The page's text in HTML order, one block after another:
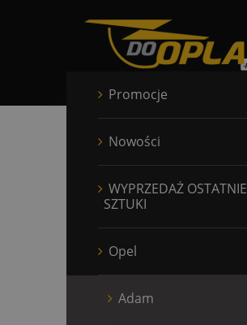
Promocje
Nowości
WYPRZEDAŻ OSTATNIE
SZTUKI
Opel
Adam